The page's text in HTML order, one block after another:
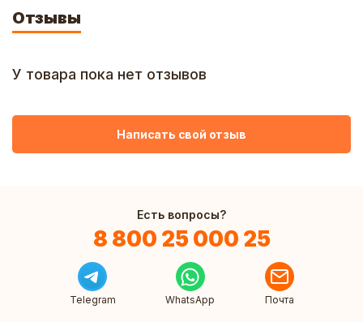
Отзывы
У товара пока нет отзывов
Написать свой отзыв
Есть вопросы?
8 800 25 000 25
Telegram WhatsApp Почта